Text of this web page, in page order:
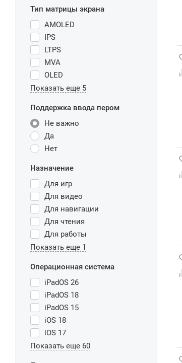
Тип матрицы экрана
AMOLED
IPS
LTPS
MVA
OLED
Показать еще 5
Поддержка ввода пером
Не важно
Да
Нет
Назначение
Для игр
Для видео
Для навигации
Для чтения
Для работы
Показать еще 1
Операционная система
iPadOS 26
iPadOS 18
iPadOS 15
iOS 18
iOS 17
Показать еще 60